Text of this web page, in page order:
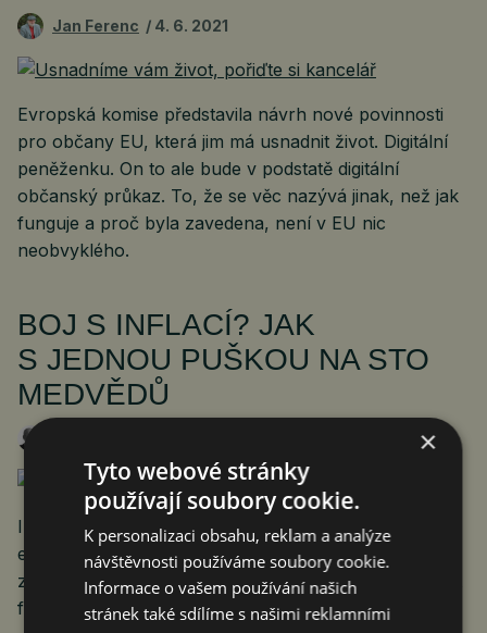
Jan Ferenc 4. 6. 2021
Evropská komise představila návrh nové povinnosti
pro občany EU, která jim má usnadnit život. Digitální
peněženku. On to ale bude v podstatě digitální
občanský průkaz. To, že se věc nazývá jinak, než jak
funguje a proč byla zavedena, není v EU nic
neobvyklého.
BOJ S INFLACÍ? JAK
S JEDNOU PUŠKOU NA STO
MEDVĚDŮ
Inflace je snad nejskloňovanějším tématem v
ekonomice. Je otázkou času, kdy někteří chytráci
zaútočí na centrální bankéře. Jenže ono jim tentokrát
fakt není co závidět.
×
Tyto webové stránky
používají soubory cookie.
K personalizaci obsahu, reklam a analýze
návštěvnosti používáme soubory cookie.
Informace o vašem používání našich
stránek také sdílíme s našimi reklamními